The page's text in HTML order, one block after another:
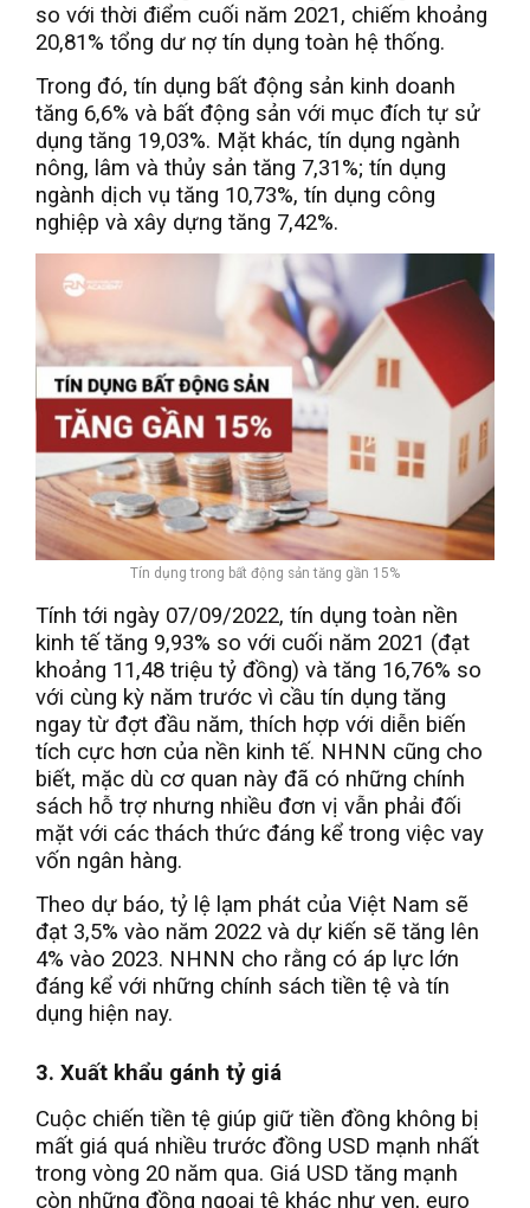
so với thời điểm cuối năm 2021, chiếm khoảng
20,81% tổng dư nợ tín dụng toàn hệ thống.
Trong đó, tín dụng bất động sản kinh doanh
tăng 6,6% và bất động sản với mục đích tự sử
dụng tăng 19,03%. Mặt khác, tín dụng ngành
nông, lâm và thủy sản tăng 7,31%; tín dụng
ngành dịch vụ tăng 10,73%, tín dụng công
nghiệp và xây dựng tăng 7,42%.
Tín dụng trong bất động sản tăng gần 15%
Tính tới ngày 07/09/2022, tín dụng toàn nền
kinh tế tăng 9,93% so với cuối năm 2021 (đạt
khoảng 11,48 triệu tỷ đồng) và tăng 16,76% so
với cùng kỳ năm trước vì cầu tín dụng tăng
ngay từ đợt đầu năm, thích hợp với diễn biến
tích cực hơn của nền kinh tế. NHNN cũng cho
biết, mặc dù cơ quan này đã có những chính
sách hỗ trợ nhưng nhiều đơn vị vẫn phải đối
mặt với các thách thức đáng kể trong việc vay
vốn ngân hàng.
Theo dự báo, tỷ lệ lạm phát của Việt Nam sẽ
đạt 3,5% vào năm 2022 và dự kiến sẽ tăng lên
4% vào 2023. NHNN cho rằng có áp lực lớn
đáng kể với những chính sách tiền tệ và tín
dụng hiện nay.
3. Xuất khẩu gánh tỷ giá
Cuộc chiến tiền tệ giúp giữ tiền đồng không bị
mất giá quá nhiều trước đồng USD mạnh nhất
trong vòng 20 năm qua. Giá USD tăng mạnh
còn những đồng ngoại tệ khác như yen, euro